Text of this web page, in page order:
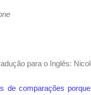
para o Inglês:
de comparações